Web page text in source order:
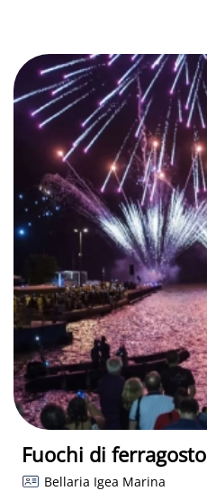
Fuochi di ferragosto
Bellaria Igea Marina